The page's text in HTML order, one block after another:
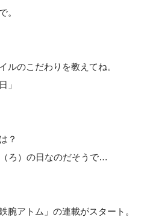
。
ルのこだわりを教えてね。
」
？
ろ）の日なのだそうで…
腕アトム」の連載がスタート。